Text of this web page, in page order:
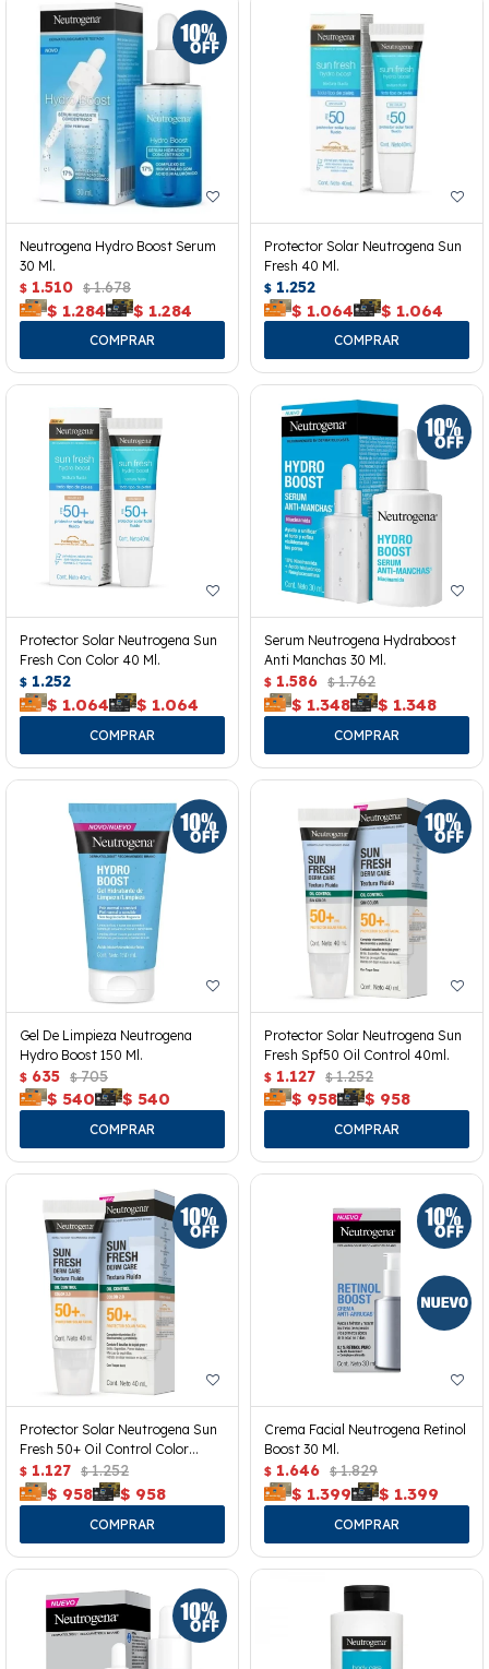
Neutrogena Hydro Boost Serum
30 Ml.
$ 1.510 $ 1.678
$ 1.284 $ 1.284
Protector Solar Neutrogena Sun
Fresh 40 Ml.
$ 1.252
$ 1.064 $ 1.064
Protector Solar Neutrogena Sun
Fresh Con Color 40 Ml.
$ 1.252
$ 1.064 $ 1.064
Serum Neutrogena Hydraboost
Anti Manchas 30 Ml.
$ 1.586 $ 1.762
$ 1.348 $ 1.348
Gel De Limpieza Neutrogena
Hydro Boost 150 Ml.
$ 635 $ 705
$ 540 $ 540
Protector Solar Neutrogena Sun
Fresh Spf50 Oil Control 40ml.
$ 1.127 $ 1.252
$ 958 $ 958
Protector Solar Neutrogena Sun
Fresh 50+ Oil Control Color
40ml.
$ 1.127 $ 1.252
$ 958 $ 958
Crema Facial Neutrogena Retinol
Boost 30 Ml.
$ 1.646 $ 1.829
$ 1.399 $ 1.399